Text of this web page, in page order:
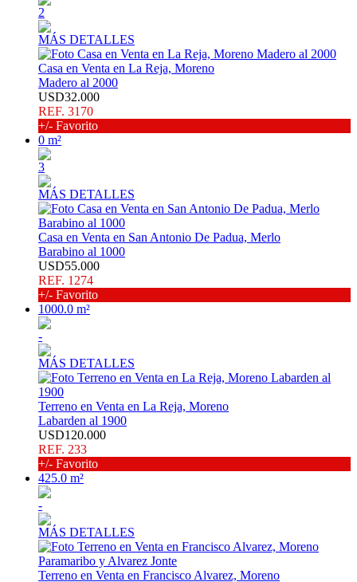
2
MÁS DETALLES
Casa en Venta en La Reja, Moreno
Madero al 2000
USD32.000
REF. 3170
+/- Favorito
0 m²
3
MÁS DETALLES
Casa en Venta en San Antonio De Padua, Merlo
Barabino al 1000
USD55.000
REF. 1274
+/- Favorito
1000.0 m²
-
MÁS DETALLES
Terreno en Venta en La Reja, Moreno
Labarden al 1900
USD120.000
REF. 233
+/- Favorito
425.0 m²
-
MÁS DETALLES
Terreno en Venta en Francisco Alvarez, Moreno